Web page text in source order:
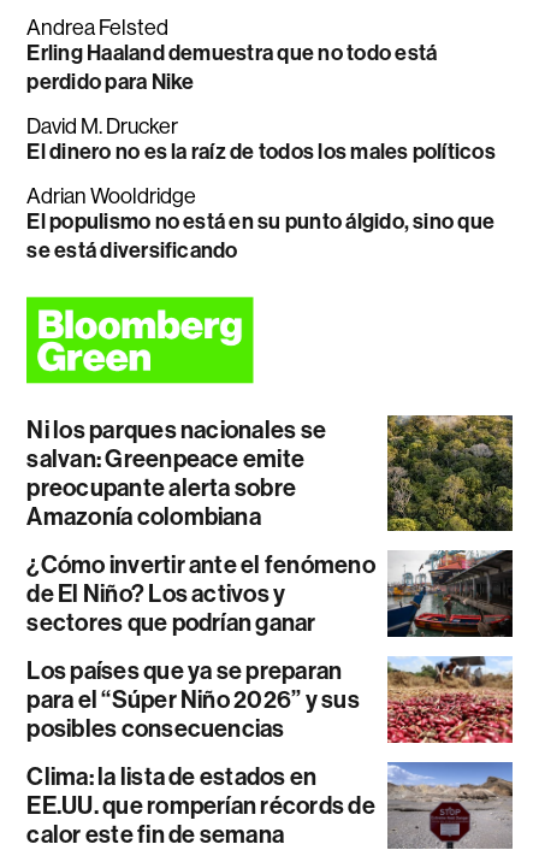
Andrea Felsted
Erling Haaland demuestra que no todo está
perdido para Nike
David M. Drucker
El dinero no es la raíz de todos los males políticos
Adrian Wooldridge
El populismo no está en su punto álgido, sino que
se está diversificando
Ni los parques nacionales se
salvan: Greenpeace emite
preocupante alerta sobre
Amazonía colombiana
¿Cómo invertir ante el fenómeno
de El Niño? Los activos y
sectores que podrían ganar
Los países que ya se preparan
para el “Súper Niño 2026” y sus
posibles consecuencias
Clima: la lista de estados en
EE.UU. que romperían récords de
calor este fin de semana